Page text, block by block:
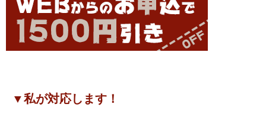
▼私が対応します！